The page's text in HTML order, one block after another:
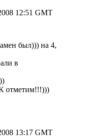
12:51 GMT
был))) на 4,
в
отметим!!!)))
13:17 GMT